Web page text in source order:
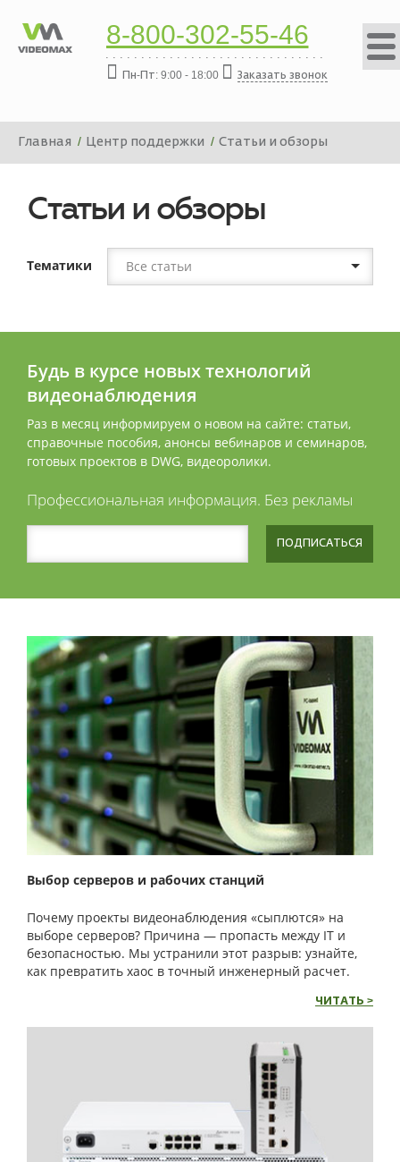
8-800-302-55-46
Пн-Пт: 9:00 - 18:00 Заказать звонок
Главная Центр поддержки Статьи и обзоры
Статьи и обзоры
Тематики Все статьи
Будь в курсе новых технологий
видеонаблюдения
Раз в месяц информируем о новом на сайте: статьи,
справочные пособия, анонсы вебинаров и семинаров,
готовых проектов в DWG, видеоролики.
Профессиональная информация. Без рекламы
ПОДПИСАТЬСЯ
Выбор серверов и рабочих станций
Почему проекты видеонаблюдения «сыплются» на
выборе серверов? Причина — пропасть между IT и
безопасностью. Мы устранили этот разрыв: узнайте,
как превратить хаос в точный инженерный расчет.
ЧИТАТЬ >